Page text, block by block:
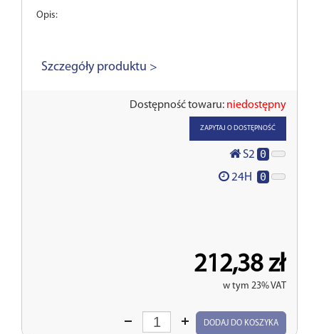
Opis:
Szczegóły produktu >
Dostępność towaru: niedostępny
ZAPYTAJ O DOSTĘPNOŚĆ
S2 0
24H 0
212,38 zł
w tym 23% VAT
Wprowadź
DODAJ DO KOSZYKA